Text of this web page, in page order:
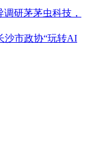
研茅茅虫科技，
沙市政协“玩转AI